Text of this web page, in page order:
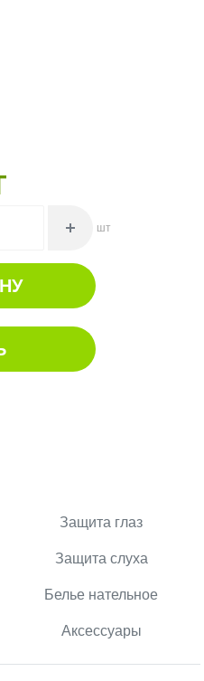
шт
Защита глаз
Защита слуха
Белье нательное
Аксессуары